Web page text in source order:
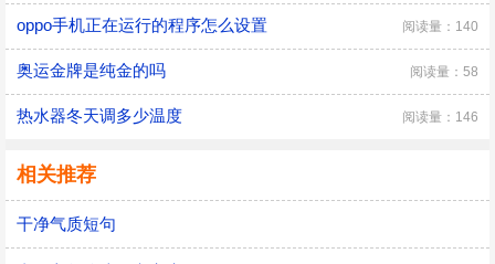
oppo手机正在运行的程序怎么设置 阅读量：140
奥运金牌是纯金的吗 阅读量：58
热水器冬天调多少温度 阅读量：146
相关推荐
干净气质短句